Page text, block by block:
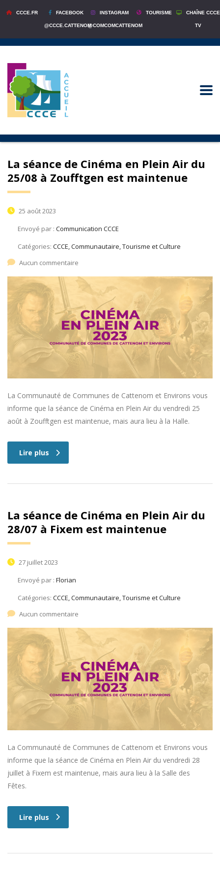
CCCE.FR FACEBOOK
@CCCE.CATTENOM
INSTAGRAM
@COMCOMCATTENOM
TOURISME CHAÎNE CCCE
TV
La séance de Cinéma en Plein Air du
25/08 à Zoufftgen est maintenue
25 août 2023
Envoyé par : Communication CCCE
Catégories: CCCE, Communautaire, Tourisme et Culture
Aucun commentaire
La Communauté de Communes de Cattenom et Environs vous
informe que la séance de Cinéma en Plein Air du vendredi 25
août à Zoufftgen est maintenue, mais aura lieu à la Halle.
Lire plus
La séance de Cinéma en Plein Air du
28/07 à Fixem est maintenue
27 juillet 2023
Envoyé par : Florian
Catégories: CCCE, Communautaire, Tourisme et Culture
Aucun commentaire
La Communauté de Communes de Cattenom et Environs vous
informe que la séance de Cinéma en Plein Air du vendredi 28
juillet à Fixem est maintenue, mais aura lieu à la Salle des
Fêtes.
Lire plus